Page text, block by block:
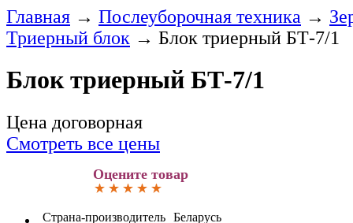
Главная → Послеуборочная техника →
Триерный блок → Блок триерный БТ-7/1
Блок триерный БТ-7/1
Цена договорная
Смотреть все цены
Оцените товар
Страна-производитель Беларусь